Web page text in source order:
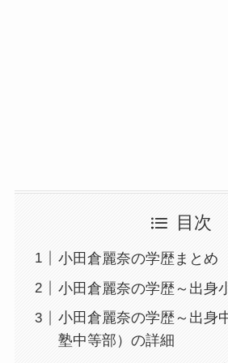
目次
小田倉麗奈の学歴まとめ
小田倉麗奈の学歴～出身
小田倉麗奈の学歴～出身
塾中等部）の詳細